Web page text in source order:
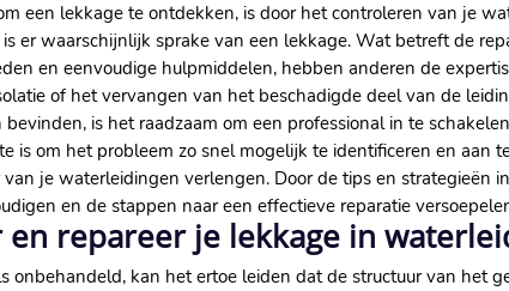
een lekkage te ontdekken, is door het controleren van je
er waarschijnlijk sprake van een lekkage. Wat betreft de
en eenvoudige hulpmiddelen, hebben anderen de
of het vervangen van het beschadigde deel van de
is het raadzaam om een professional in te
om het probleem zo snel mogelijk te identificeren en aan
je waterleidingen verlengen. Door de tips en strategieën
en de stappen naar een effectieve reparatie
repareer je lekkage in
kan het ertoe leiden dat de structuur van het